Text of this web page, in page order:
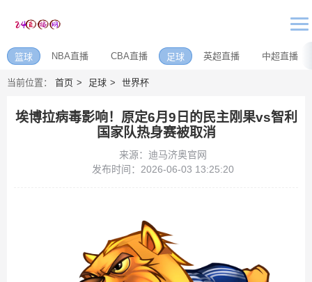
篮球 NBA直播 CBA直播 足球 英超直播 中超直播
当前位置： 首页 足球 世界杯
埃博拉病毒影响！原定6月9日的民主刚果vs智利
国家队热身赛被取消
来源：迪马济奥官网
发布时间：2026-06-03 13:25:20